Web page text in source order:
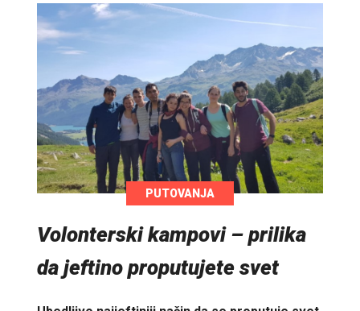
PUTOVANJA
Volonterski kampovi – prilika
da jeftino proputujete svet